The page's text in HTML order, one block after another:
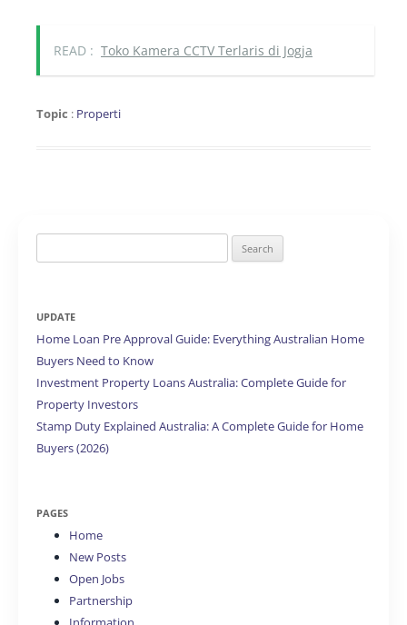
READ : Toko Kamera CCTV Terlaris di Jogja
Topic : Properti
for:
UPDATE
Home Loan Pre Approval Guide: Everything Australian Home
Buyers Need to Know
Investment Property Loans Australia: Complete Guide for
Property Investors
Stamp Duty Explained Australia: A Complete Guide for Home
Buyers (2026)
PAGES
Home
New Posts
Open Jobs
Partnership